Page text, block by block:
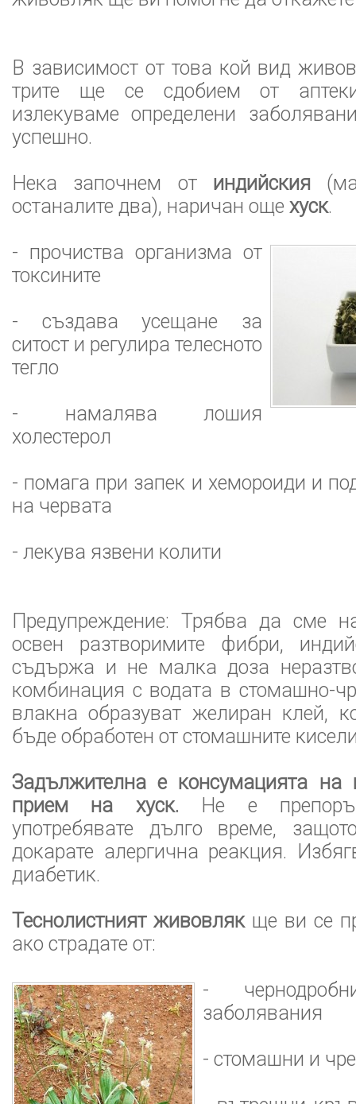
В зависимост от това кой вид
трите ще се сдобием от
излекуваме определени
успешно.
Нека започнем от индийския
останалите два), наричан още хуск.
- прочиства организма от
токсините
- създава усещане за
ситост и регулира телесното
тегло
- намалява лошия
холестерол
- помага при запек и хемороиди и
на червата
- лекува язвени колити
Предупреждение: Трябва да сме
освен разтворимите фибри,
съдържа и не малка доза
комбинация с водата в стомашно-
влакна образуват желиран клей,
бъде обработен от стомашните
Задължителна е консумацията на
прием на хуск.
Не е
употребявате дълго време,
докарате алергична реакция.
диабетик.
Теснолистният живовлякще ви се
ако страдате от:
-
заболявания
- стомашни и